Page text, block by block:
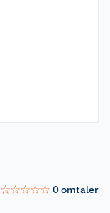
☆☆☆☆☆ 0omtaler